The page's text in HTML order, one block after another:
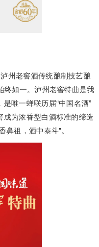
州老窖酒传统酿制技艺酿
终如一。泸州老窖特曲是我
唯一蝉联历届“中国名酒”
成为浓香型白酒标准的缔造
鼻祖，酒中泰斗”。